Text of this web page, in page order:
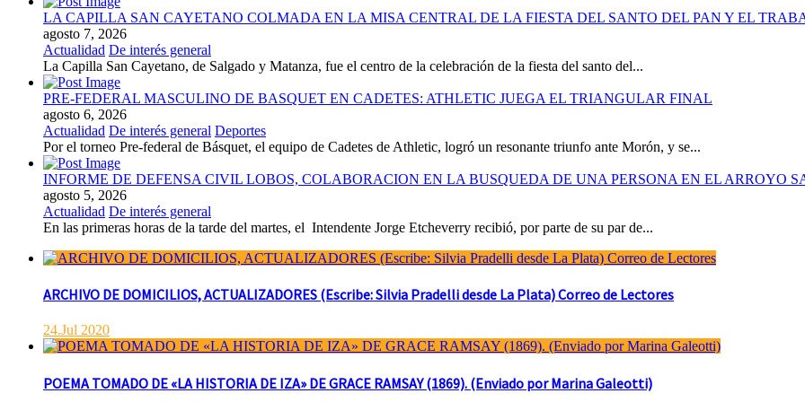
LA CAPILLA SAN CAYETANO COLMADA EN LA MISA CENTRAL DE LA FIESTA DEL SANTO DEL PAN Y EL
agosto 7, 2026
Actualidad De interés general
La Capilla San Cayetano, de Salgado y Matanza, fue el centro de la celebración de la fiesta del santo del...
PRE-FEDERAL MASCULINO DE BASQUET EN CADETES: ATHLETIC JUEGA EL TRIANGULAR FINAL
agosto 6, 2026
Actualidad De interés general Deportes
Por el torneo Pre-federal de Básquet, el equipo de Cadetes de Athletic, logró un resonante triunfo ante Morón, y se...
INFORME DE DEFENSA CIVIL LOBOS, COLABORACION EN LA BUSQUEDA DE UNA PERSONA EN EL ARROYO
agosto 5, 2026
Actualidad De interés general
En las primeras horas de la tarde del martes, el Intendente Jorge Etcheverry recibió, por parte de su par de...
ARCHIVO DE DOMICILIOS, ACTUALIZADORES (Escribe: Silvia Pradelli desde La Plata) Correo de Lectores
24.Jul 2020
POEMA TOMADO DE «LA HISTORIA DE IZA» DE GRACE RAMSAY (1869). (Enviado por Marina Galeotti)